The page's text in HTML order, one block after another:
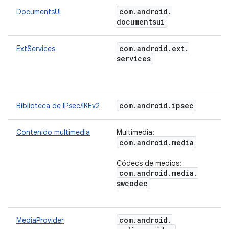
DocumentsUI com.android .
documentsui
ExtServices com.android . ext.
services
Biblioteca de IPsec/IKEv2 com.android . ipsec
Contenido multimedia Multimedia:
com.android . media
Códecs de medios:
com.android . media .
swcodec
MediaProvider com.android .